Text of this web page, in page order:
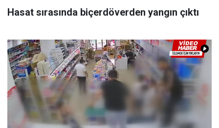
Hasat sırasında biçerdöverden yangın çıktı